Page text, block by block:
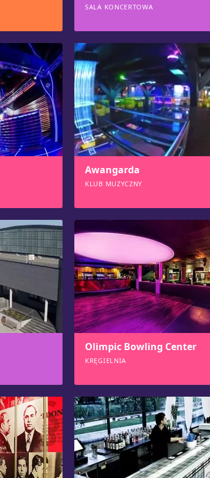
SALA KONCERTOWA
Awangarda
KLUB MUZYCZNY
Olimpic Bowling Center
KRĘGIELNIA